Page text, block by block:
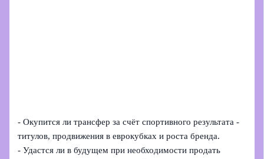
- Окупится ли трансфер за счёт спортивного результата -
титулов, продвижения в еврокубках и роста бренда.
- Удастся ли в будущем при необходимости продать